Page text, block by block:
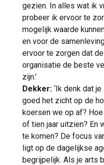
gezien. In alles wat ik
probeer ik ervoor te
mogelijk waarde
en voor de
ervoor te zorgen dat
organisatie de beste
zijn.’
Dekker: ‘Ik denk dat
goed het zicht op de
koersen we op af?
of tien jaar uitzien? En
te komen? De focus
ligt op de dagelijkse
begrijpelijk. Als je arts